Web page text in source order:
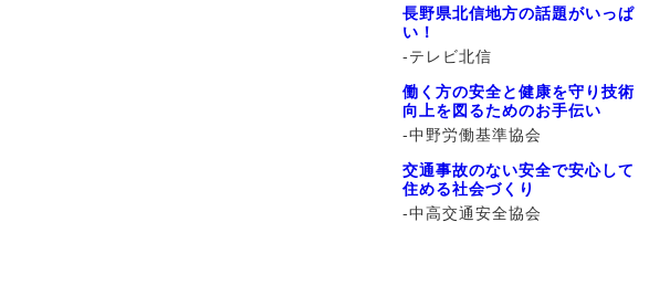
長野県北信地方の話題がいっぱ
い！
-テレビ北信
働く方の安全と健康を守り技術
向上を図るためのお手伝い
-中野労働基準協会
交通事故のない安全で安心して
住める社会づくり
-中高交通安全協会